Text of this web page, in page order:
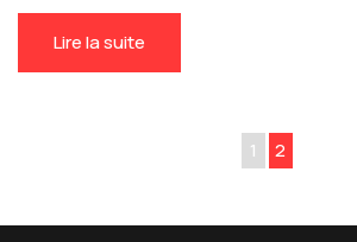
Lire la suite
1 2